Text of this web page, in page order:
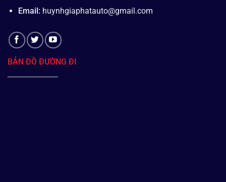
Email: huynhgiaphatauto@gmail.com
BẢN ĐỒ ĐƯỜNG ĐI